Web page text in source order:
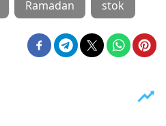
Ramadan stok